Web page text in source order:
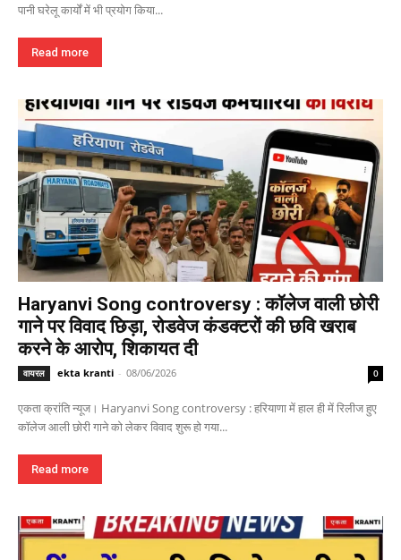
पानी घरेलू कार्यों में भी प्रयोग किया...
Read more
Haryanvi Song controversy : कॉलेज वाली छोरी
गाने पर विवाद छिड़ा, रोडवेज कंडक्टरों की छवि खराब
करने के आरोप, शिकायत दी
वायरल ekta kranti - 08/06/2026 0
एकता क्रांति न्यूज। Haryanvi Song controversy : हरियाणा में हाल ही में रिलीज हुए
कॉलेज आली छोरी गाने को लेकर विवाद शुरू हो गया...
Read more